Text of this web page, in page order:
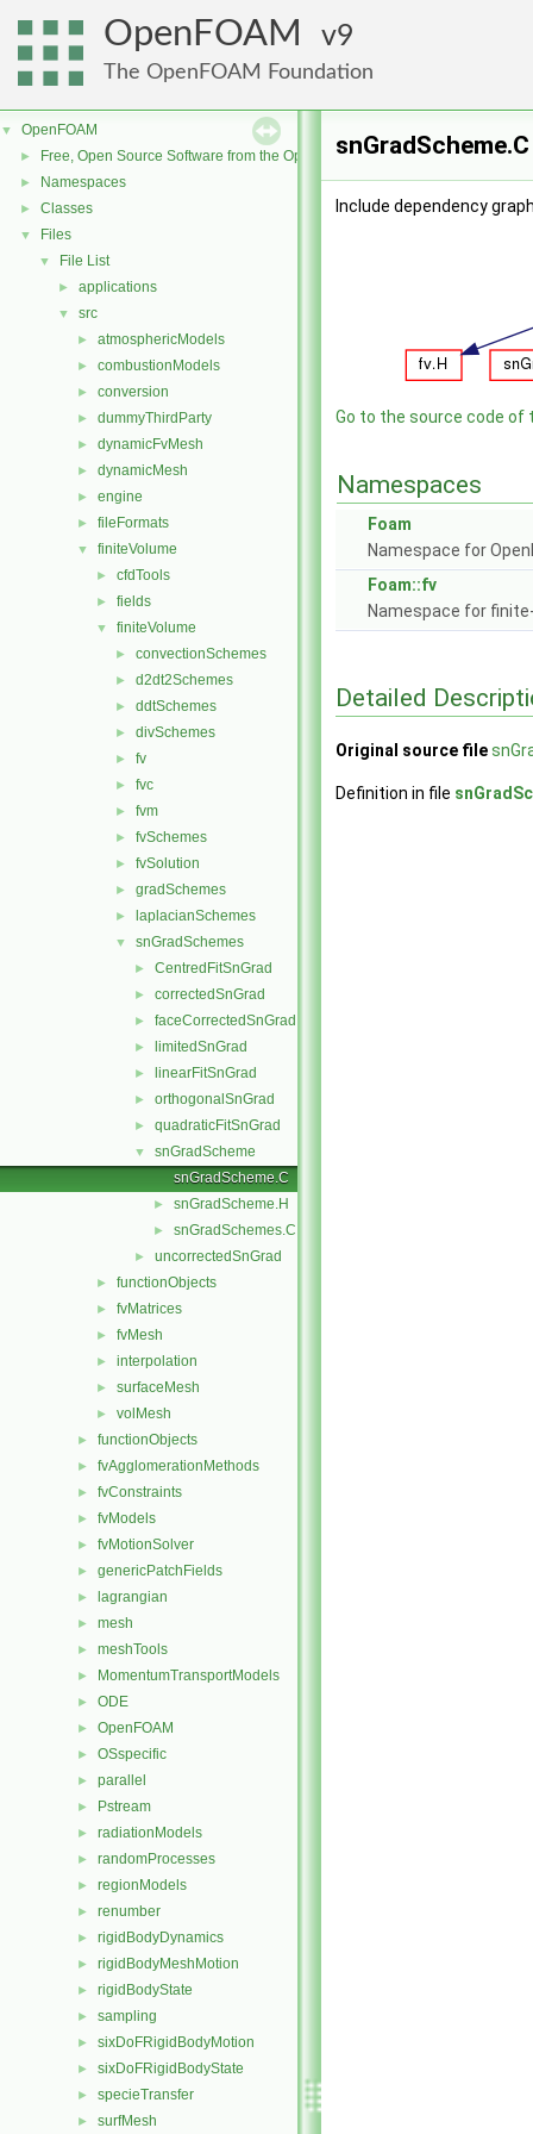
OpenFOAM 9
The OpenFOAM Foundation
▼ OpenFOAM
► Free, Open Source Software from the OpenFOAM Foundation
► Namespaces
► Classes
▼ Files
▼ File List
► applications
▼ src
► atmosphericModels
► combustionModels
► conversion
► dummyThirdParty
► dynamicFvMesh
► dynamicMesh
► engine
► fileFormats
▼ finiteVolume
► cfdTools
► fields
▼ finiteVolume
► convectionSchemes
► d2dt2Schemes
► ddtSchemes
► divSchemes
► fv
► fvc
► fvm
► fvSchemes
► fvSolution
► gradSchemes
► laplacianSchemes
▼ snGradSchemes
► CentredFitSnGrad
► correctedSnGrad
► faceCorrectedSnGrad
► limitedSnGrad
► linearFitSnGrad
► orthogonalSnGrad
► quadraticFitSnGrad
▼
snGradScheme
snGradScheme.C
► snGradScheme.H
► snGradSchemes.C
► uncorrectedSnGrad
► functionObjects
► fvMatrices
► fvMesh
► interpolation
► surfaceMesh
► volMesh
► functionObjects
► fvAgglomerationMethods
► fvConstraints
► fvModels
► fvMotionSolver
► genericPatchFields
► lagrangian
► mesh
► meshTools
► MomentumTransportModels
► ODE
► OpenFOAM
► OSspecific
► parallel
► Pstream
► radiationModels
► randomProcesses
► regionModels
► renumber
► rigidBodyDynamics
► rigidBodyMeshMotion
► rigidBodyState
► sampling
► sixDoFRigidBodyMotion
► sixDoFRigidBodyState
► specieTransfer
► surfMesh
Include dependency
Go to the source code of
Namespaces
Foam
Namespace for
Foam::fv
Namespace for
Detailed
Original source file
Definition in file